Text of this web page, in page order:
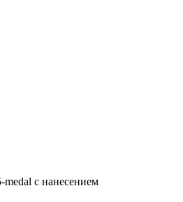
medal с нанесением